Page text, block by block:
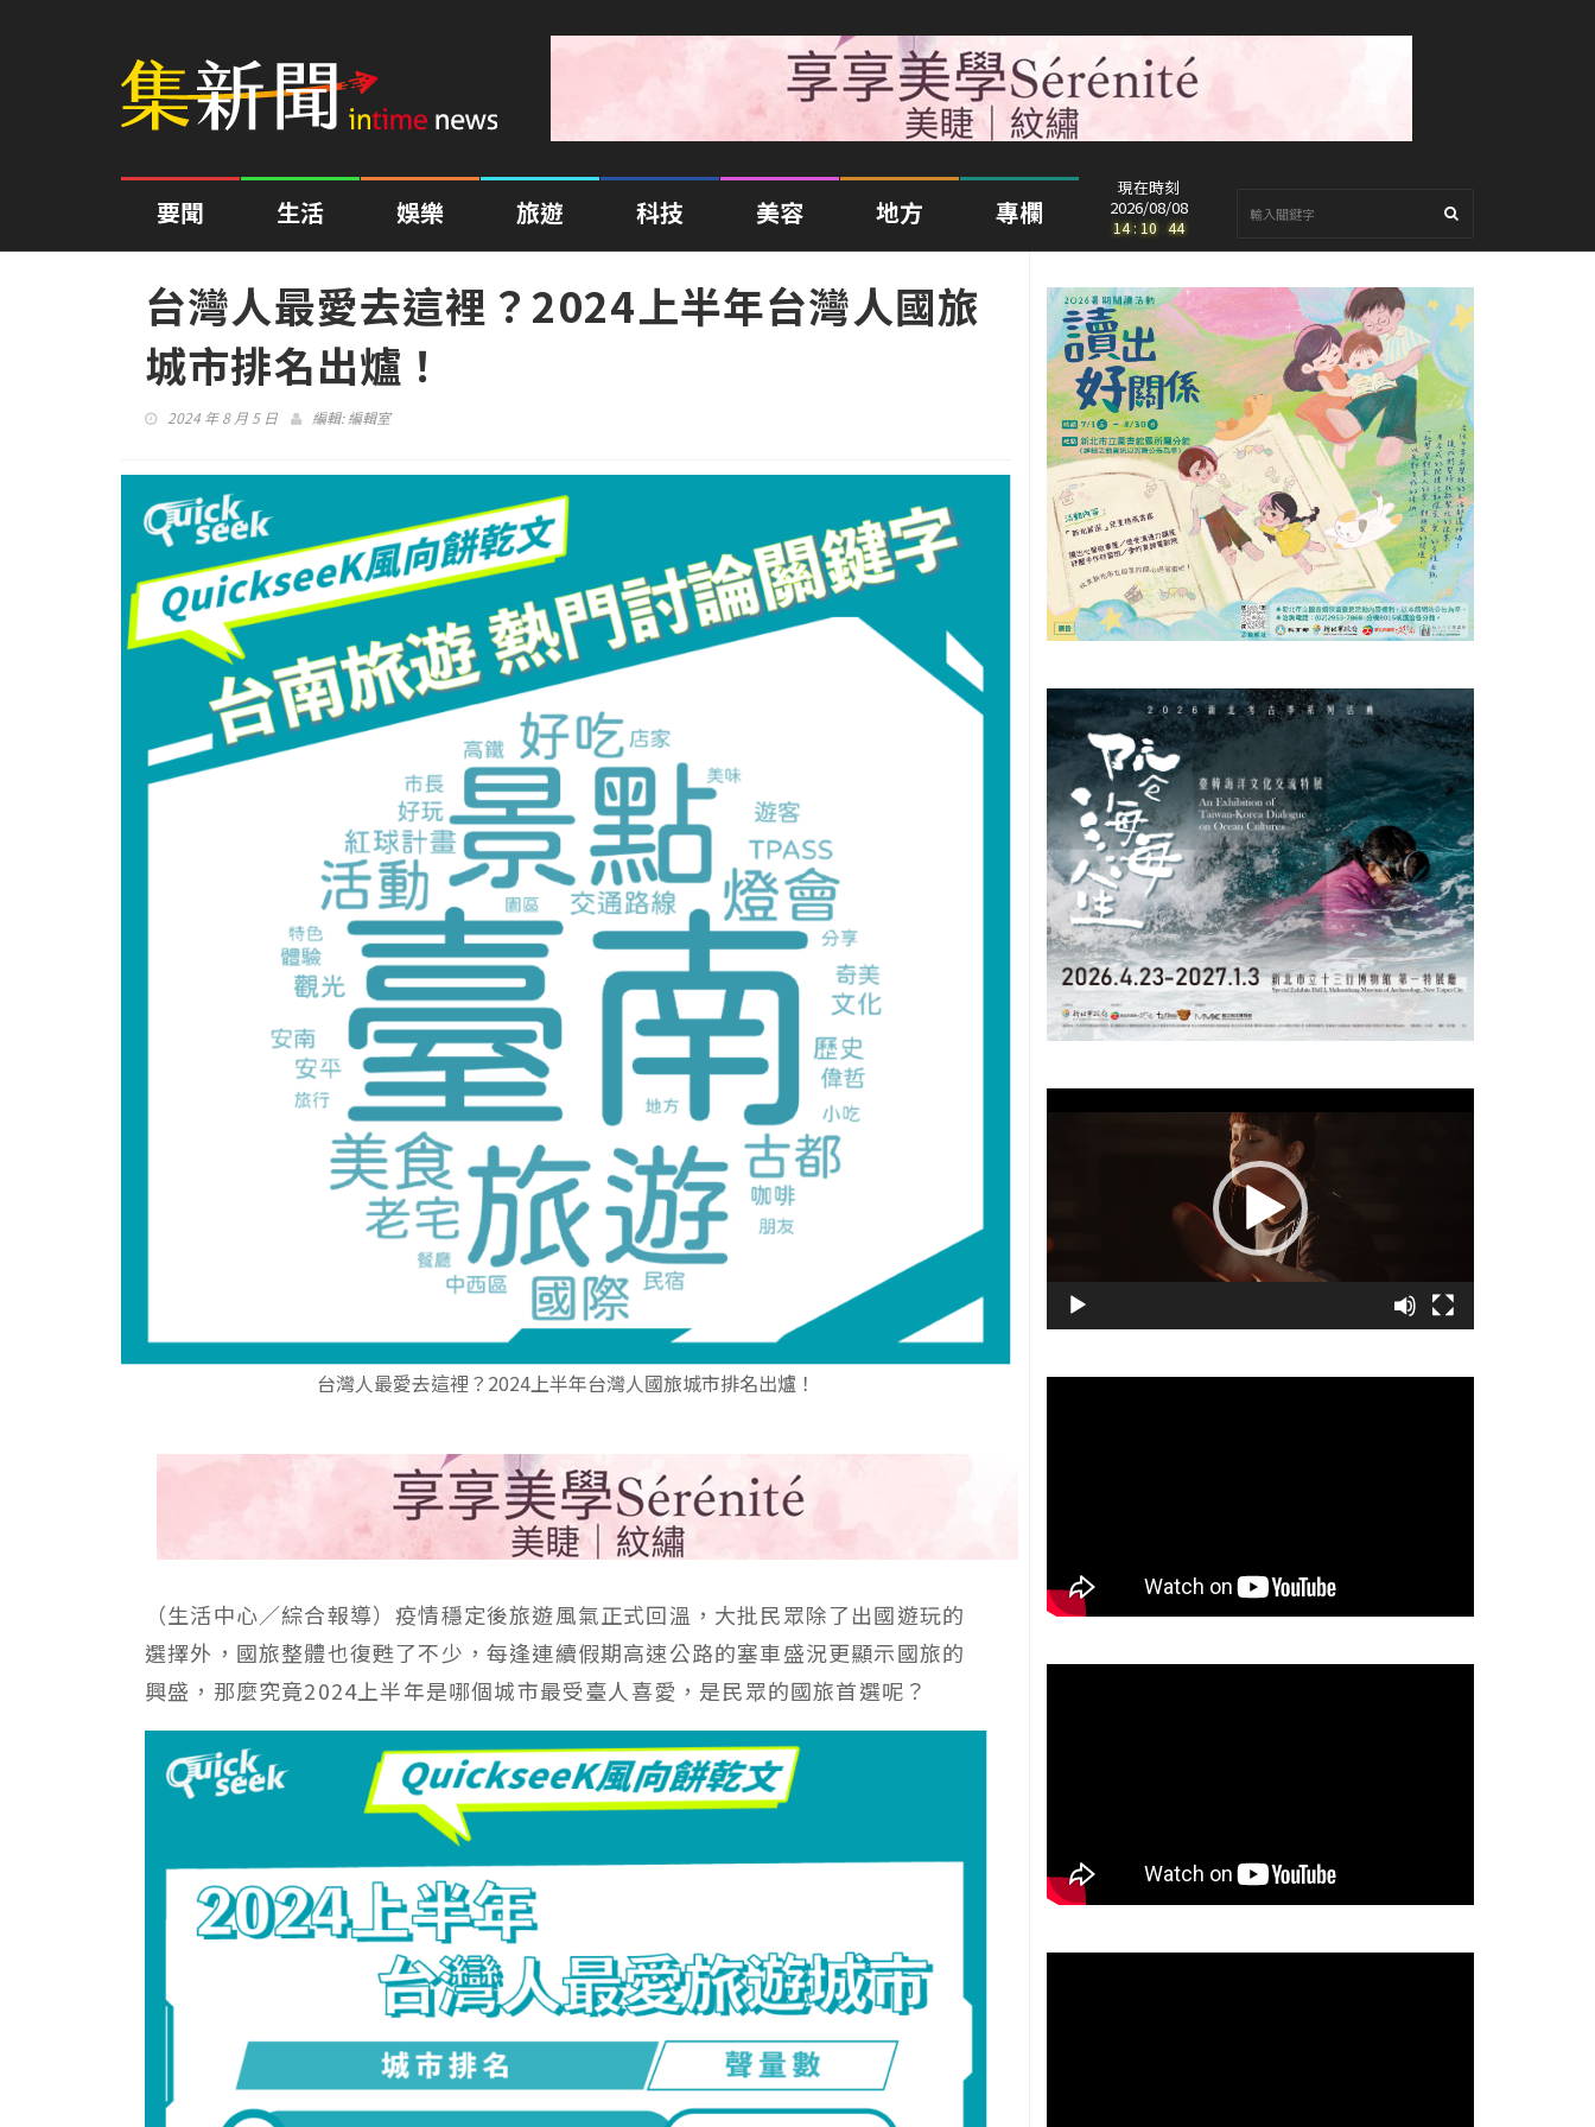
要聞 生活 娛樂 旅遊 科技 美容 地方 專欄
現在時刻
2026/08/08
14 : 10 45
台灣人最愛去這裡？2024上半年台灣人國旅
城市排名出爐！
2024 年 8 月 5 日 編輯:編輯室
台灣人最愛去這裡？2024上半年台灣人國旅城市排名出爐！
（生活中心／綜合報導）疫情穩定後旅遊風氣正式回溫，大批民眾除了出國遊玩的
選擇外，國旅整體也復甦了不少，每逢連續假期高速公路的塞車盛況更顯示國旅的
興盛，那麼究竟2024上半年是哪個城市最受臺人喜愛，是民眾的國旅首選呢？